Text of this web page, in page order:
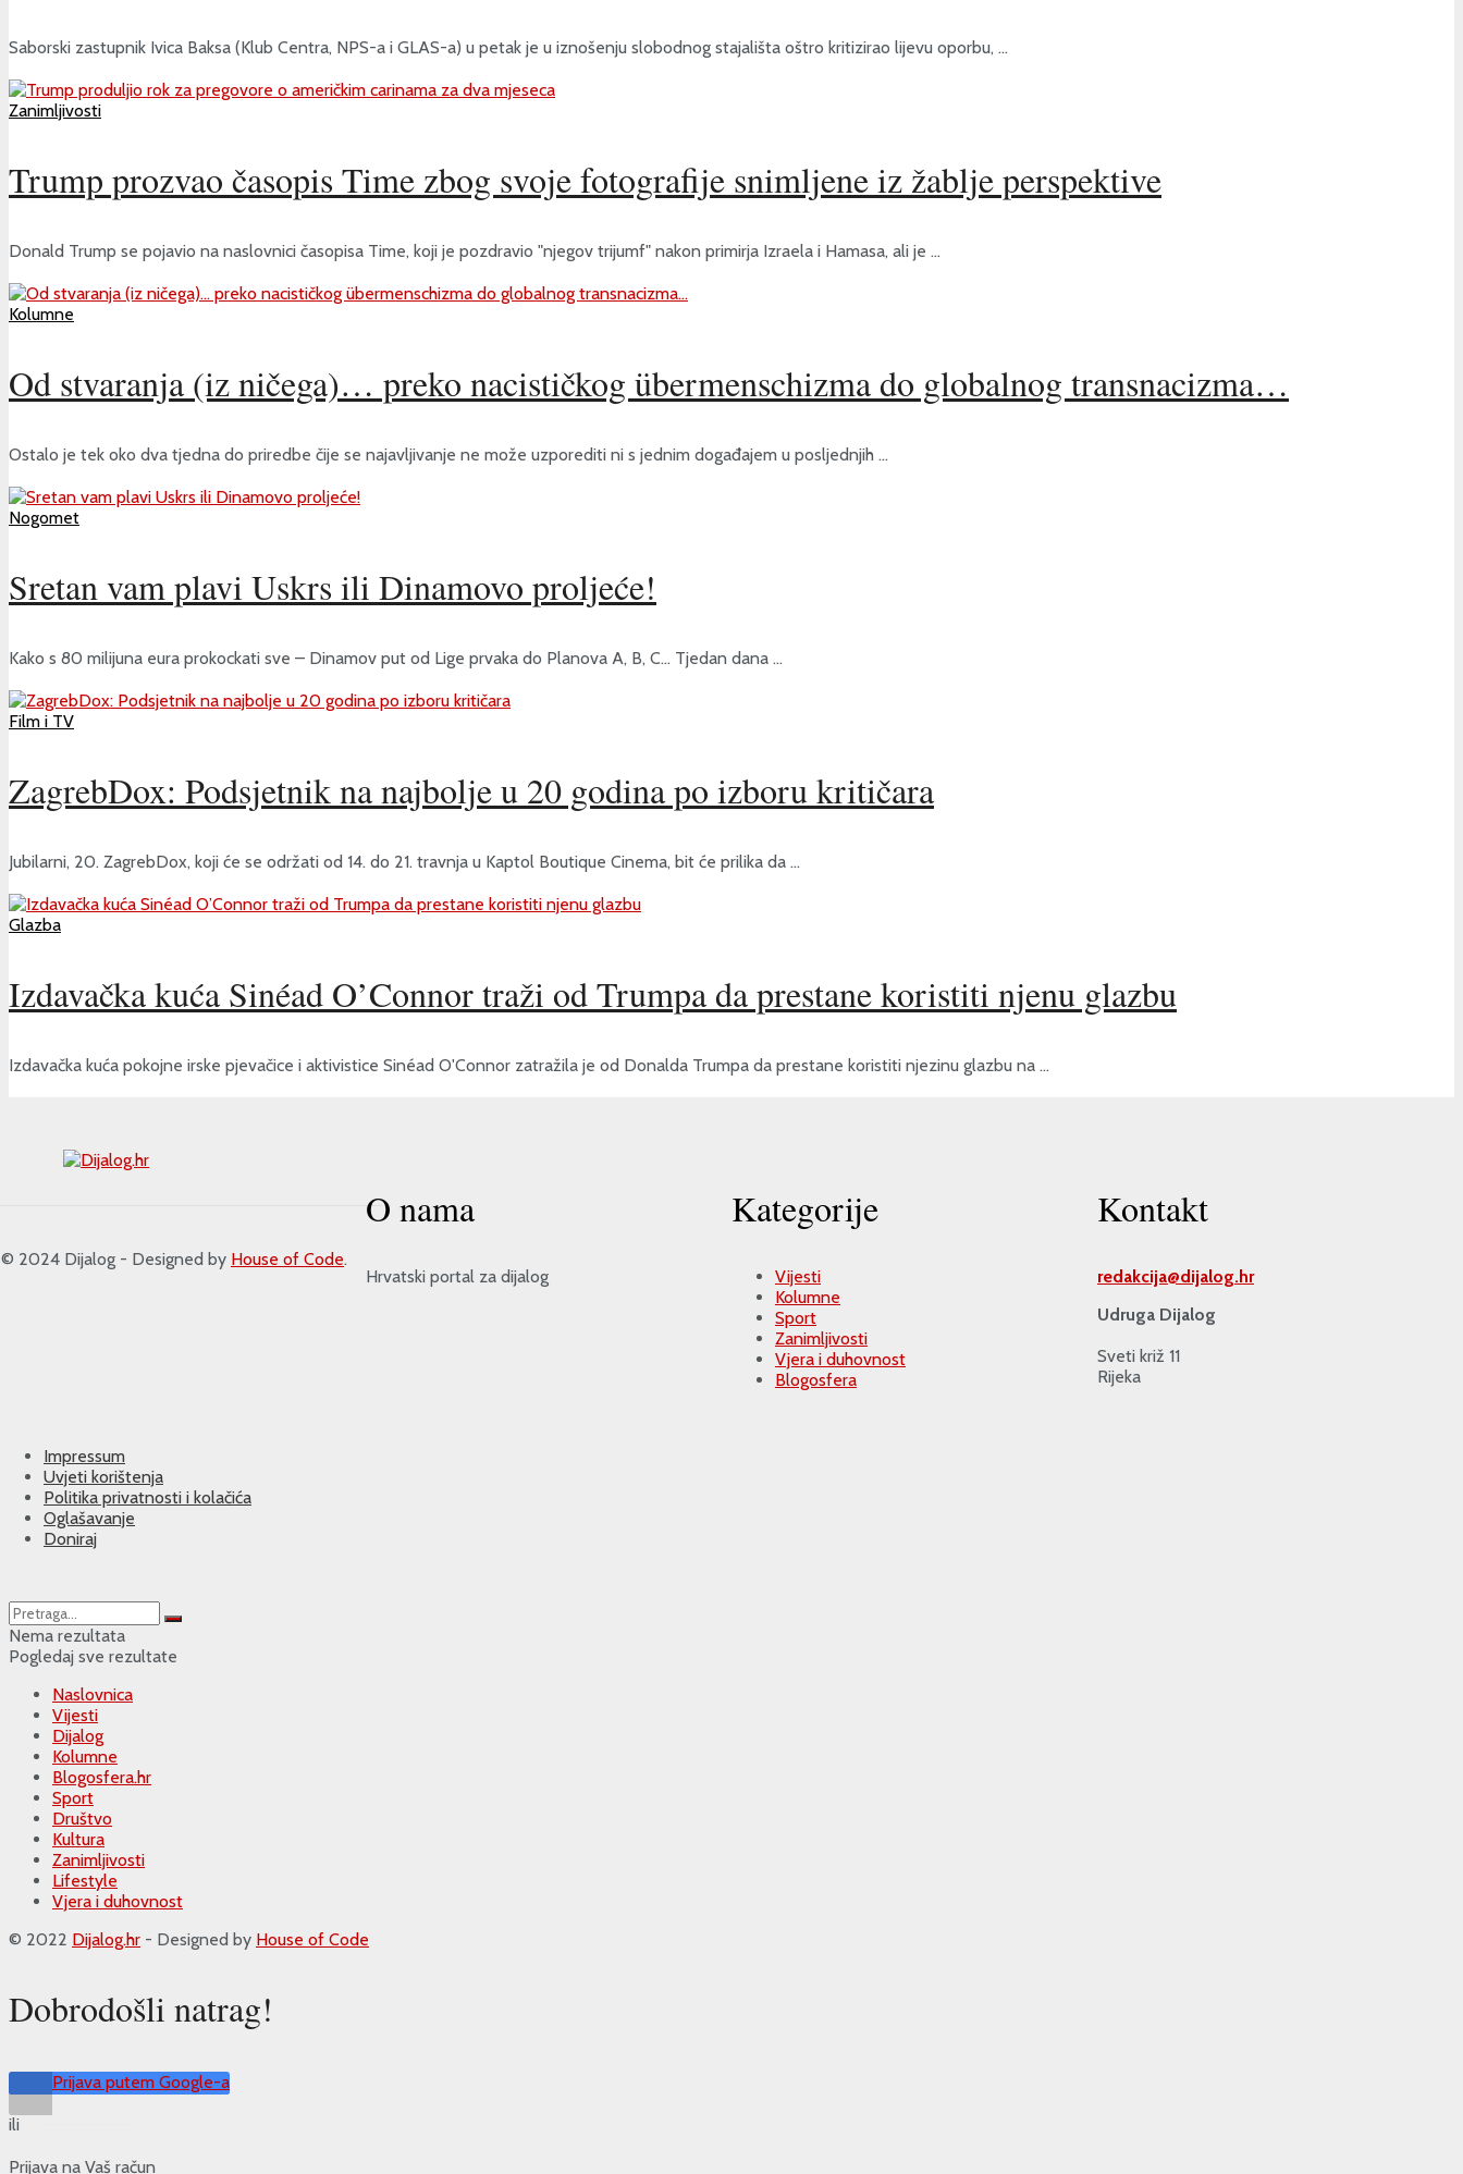
Saborski zastupnik Ivica Baksa (Klub Centra, NPS-a i GLAS-a) u petak je u iznošenju slobodnog stajališta oštro kritizirao lijevu oporbu, ...
Zanimljivosti
Trump prozvao časopis Time zbog svoje fotografije snimljene iz žablje perspektive
Donald Trump se pojavio na naslovnici časopisa Time, koji je pozdravio "njegov trijumf" nakon primirja Izraela i Hamasa, ali je ...
Kolumne
Od stvaranja (iz ničega)… preko nacističkog übermenschizma do globalnog transnacizma…
Ostalo je tek oko dva tjedna do priredbe čije se najavljivanje ne može uzporediti ni s jednim događajem u posljednjih ...
Nogomet
Sretan vam plavi Uskrs ili Dinamovo proljeće!
Kako s 80 milijuna eura prokockati sve – Dinamov put od Lige prvaka do Planova A, B, C... Tjedan dana ...
Film i TV
ZagrebDox: Podsjetnik na najbolje u 20 godina po izboru kritičara
Jubilarni, 20. ZagrebDox, koji će se održati od 14. do 21. travnja u Kaptol Boutique Cinema, bit će prilika da ...
Glazba
Izdavačka kuća Sinéad O’Connor traži od Trumpa da prestane koristiti njenu glazbu
Izdavačka kuća pokojne irske pjevačice i aktivistice Sinéad O'Connor zatražila je od Donalda Trumpa da prestane koristiti njezinu glazbu na ...
Dijalog - Designed by House of Code.
O nama
Hrvatski portal za dijalog
Kategorije
Vijesti
Kolumne
Sport
Zanimljivosti
Vjera i duhovnost
Blogosfera
Kontakt
redakcija@dijalog.hr
Udruga Dijalog
Sveti križ 11
Rijeka
Impressum
Uvjeti korištenja
Politika privatnosti i kolačića
Oglašavanje
Doniraj
Nema rezultata
Pogledaj sve rezultate
Naslovnica
Vijesti
Dijalog
Kolumne
Blogosfera.hr
Sport
Društvo
Kultura
Zanimljivosti
Lifestyle
Vjera i duhovnost
© 2022 Dijalog.hr - Designed by House of Code
Dobrodošli natrag!
Prijava putem Google-a
ili
Prijava na Vaš račun